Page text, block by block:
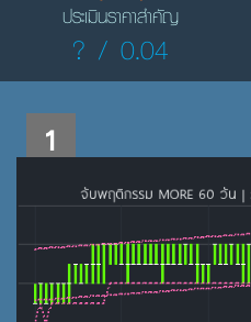
ประเมินราคาสำคัญ
? / 0.04
1